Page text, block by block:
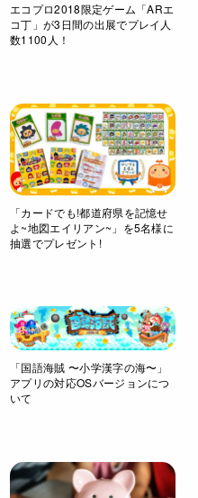
エコプロ2018限定ゲーム「ARエ
コ丁」が3日間の出展でプレイ人
数1100人！
「カードでも!都道府県を記憶せ
よ~地図エイリアン~」を5名様に
抽選でプレゼント!
「国語海賊 〜小学漢字の海〜」
アプリの対応OSバージョンにつ
いて